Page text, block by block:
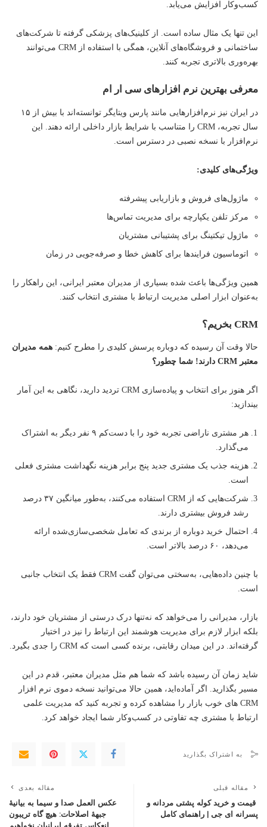
کسب‌وکار افزایش می‌یابد.
این تنها یک مثال ساده است. از کلینیک‌های پزشکی گرفته تا شرکت‌های
ساختمانی و فروشگاه‌های آنلاین، همگی با استفاده از CRM می‌توانند
بهره‌وری بالاتری تجربه کنند.
معرفی بهترین نرم افزارهای سی ار ام
در ایران نیز نرم‌افزارهایی مانند پارس ویتایگر توانسته‌اند با بیش از ۱۵
سال تجربه، CRM را متناسب با شرایط بازار داخلی ارائه دهند. این
نرم‌افزار با نسخه نصبی در دسترس است.
ویژگی‌های کلیدی:
ماژول‌های فروش و بازاریابی پیشرفته
مرکز تلفن یکپارچه برای مدیریت تماس‌ها
ماژول تیکتینگ برای پشتیبانی مشتریان
اتوماسیون فرایندها برای کاهش خطا و صرفه‌جویی در زمان
همین ویژگی‌ها باعث شده بسیاری از مدیران معتبر ایرانی، این راهکار را
به‌عنوان ابزار اصلی مدیریت ارتباط با مشتری انتخاب کنند.
CRM بخریم؟
حالا وقت آن رسیده که دوباره پرسش کلیدی را مطرح کنیم: همه مدیران
معتبر CRM دارند! شما چطور؟
اگر هنوز برای انتخاب و پیاده‌سازی CRM تردید دارید، نگاهی به این آمار
بیندازید:
هر مشتری ناراضی تجربه خود را با دست‌کم ۹ نفر دیگر به اشتراک
می‌گذارد.
هزینه جذب یک مشتری جدید پنج برابر هزینه نگهداشت مشتری فعلی
است.
شرکت‌هایی که از CRM استفاده می‌کنند، به‌طور میانگین ۳۷ درصد
رشد فروش بیشتری دارند.
احتمال خرید دوباره از برندی که تعامل شخصی‌سازی‌شده ارائه
می‌دهد، ۶۰ درصد بالاتر است.
با چنین داده‌هایی، به‌سختی می‌توان گفت CRM فقط یک انتخاب جانبی
است.
بازار، مدیرانی را می‌خواهد که نه‌تنها درک درستی از مشتریان خود دارند،
بلکه ابزار لازم برای مدیریت هوشمند این ارتباط را نیز در اختیار
گرفته‌اند. در این میدان رقابتی، برنده کسی است که CRM را جدی بگیرد.
شاید زمان آن رسیده باشد که شما هم مثل مدیران معتبر، قدم در این
مسیر بگذارید. اگر آماده‌اید، همین حالا می‌توانید نسخه دموی نرم‌ افزار
CRM های خوب بازار را مشاهده کرده و تجربه کنید که مدیریت علمی
ارتباط با مشتری چه تفاوتی در کسب‌وکار شما ایجاد خواهد کرد.
به اشتراک بگذارید
مقاله قبلی
قیمت و خرید کوله پشتی مردانه و
پسرانه ای جی | راهنمای کامل
مقاله بعدی
عکس العمل صدا و سیما به بیانیۀ
جبهۀ اصلاحات: هیچ گاه تریبون